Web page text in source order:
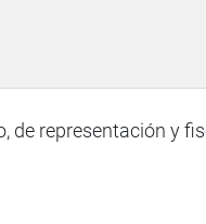
representación y